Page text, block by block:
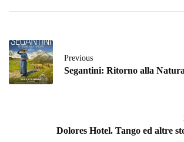
Previous
Segantini: Ritorno alla Natura
Dolores Hotel. Tango ed altre